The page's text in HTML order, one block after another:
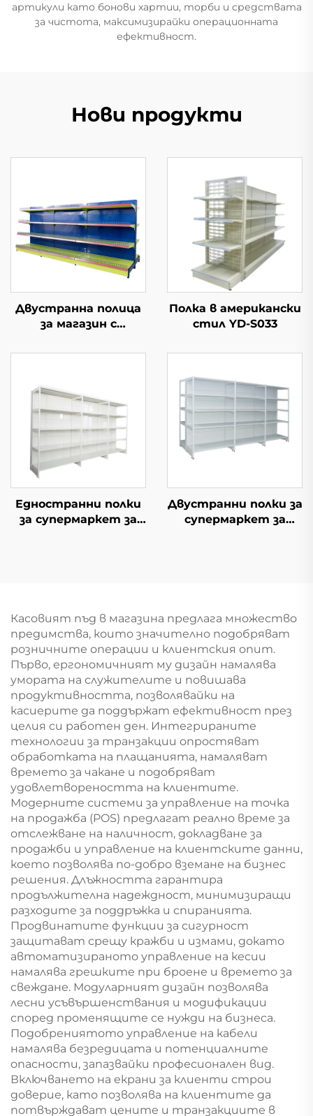
артикули като бонови хартии, торби и средствата
за чистота, максимизирайки операционната
ефективност.
Нови продукти
Двустранна полица
за магазин с
S002A
Полка в американски
стил YD-S033
Едностранни полки
за супермаркет за
Двустранни полки за
супермаркет за
Касовият пъд в магазина предлага множество
предимства, които значително подобряват
розничните операции и клиентския опит.
Първо, ергономичният му дизайн намалява
умората на служителите и повишава
продуктивността, позволявайки на
касиерите да поддържат ефективност през
целия си работен ден. Интегрираните
технологии за транзакции опростяват
обработката на плащанията, намаляват
времето за чакане и подобряват
удовлетвореността на клиентите.
Модерните системи за управление на точка
на продажба (POS) предлагат реално време за
отслежване на наличност, докладване за
продажби и управление на клиентските данни,
което позволява по-добро вземане на бизнес
решения. Длъжността гарантира
продължителна надеждност, минимизиращи
разходите за поддръжка и спиранията.
Продвинатите функции за сигурност
защитават срещу кражби и измами, докато
автоматизираното управление на кесии
намалява грешките при броене и времето за
свеждане. Модуларният дизайн позволява
лесни усъвършенствания и модификации
според променящите се нужди на бизнеса.
Подобрениятото управление на кабели
намалява безредицата и потенциалните
опасности, запазвайки професионален вид.
Включването на екрани за клиенти строи
доверие, като позволява на клиентите да
потвърждават цените и транзакциите в